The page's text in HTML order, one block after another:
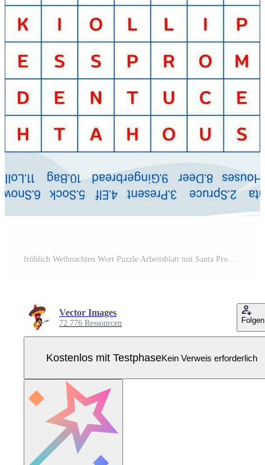
fröhlich Weihnachten Wort Puzzle Arbeitsblatt mit Santa Pro Vektor
Vector Images
72.776 Ressourcen Folgen
Kostenlos mit TestphaseKein Verweis erforderlich